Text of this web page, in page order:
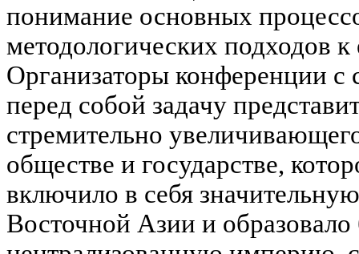
понимание основных
методологических подходов
Организаторы конференции с
перед собой задачу
стремительно
обществе и государстве,
включило в себя
Восточной Азии и